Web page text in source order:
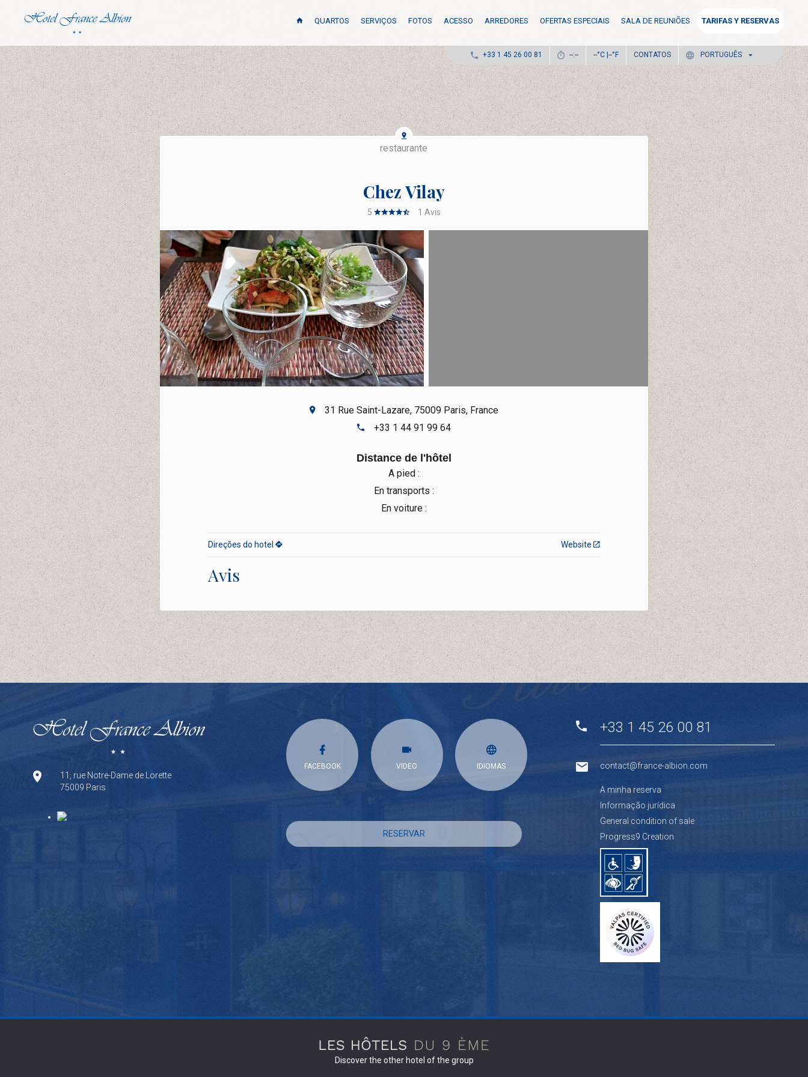
QUARTOS SERVIÇOS FOTOS ACESSO ARREDORES OFERTAS ESPECIAIS SALA DE REUNIÕES TARIFAS Y RESERVAS
+33 1 45 26 00 81 --:-- --°C | --°F CONTATOS PORTUGUÊS
restaurante
Chez Vilay
5 1 Avis
31 Rue Saint-Lazare, 75009 Paris, France
+33 1 44 91 99 64
Distance de l'hôtel
A pied :
En transports :
En voiture :
Website
Direções do hotel
Avis
11, rue Notre-Dame de Lorette
75009 Paris
FACEBOOK VIDEO IDIOMAS
RESERVAR
+33 1 45 26 00 81
contact@france-albion.com
A minha reserva
Informação jurídica
General condition of sale
Progress9 Creation
Discover the other hotel of the group